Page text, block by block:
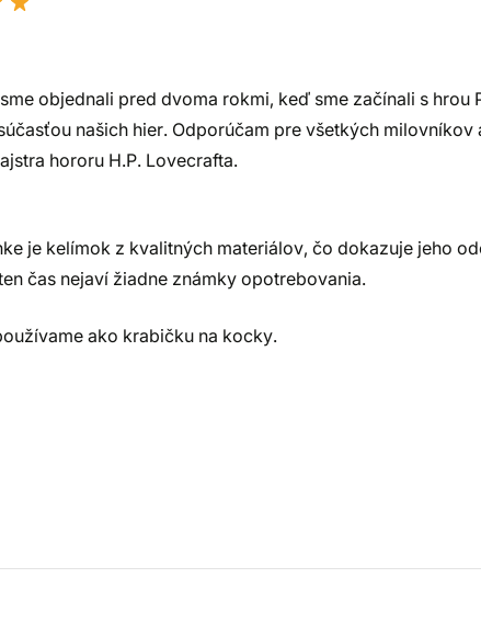
objednali pred dvoma rokmi, keď sme začínali s hrou
našich hier. Odporúčam pre všetkých
hororu H.P. Lovecrafta.
je kelímok z kvalitných materiálov, čo dokazuje jeho
čas nejaví žiadne známky opotrebovania.
ako krabičku na kocky.